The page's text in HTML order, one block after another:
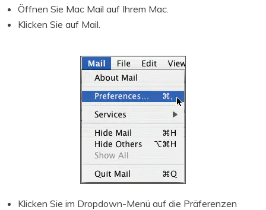
Öffnen Sie Mac Mail auf Ihrem Mac.
Klicken Sie auf Mail.
Klicken Sie im Dropdown-Menü auf die Präferenzen